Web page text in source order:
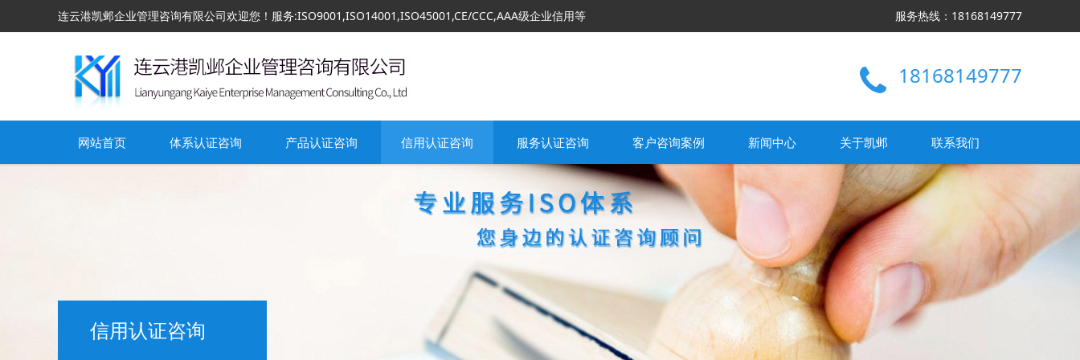
连云港凯邺企业管理咨询有限公司欢迎您！服务:ISO9001,ISO14001,ISO45001,CE/CCC,AAA级企业信用等 服务热线：18168149777
18168149777
网站首页 体系认证咨询 产品认证咨询 信用认证咨询 服务认证咨询 客户咨询案例 新闻中心 关于凯邺 联系我们
信用认证咨询